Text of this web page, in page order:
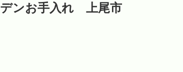
デンお手入れ 上尾市